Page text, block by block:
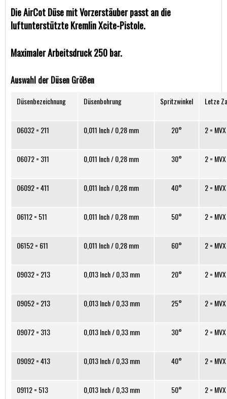
Die AirCot Düse mit Vorzerstäuber passt an die
luftunterstützte Kremlin Xcite-Pistole.
Maximaler Arbeitsdruck 250 bar.
Auswahl der Düsen Größen
Düsenbezeichnung Düsenbohrung Spritzwinkel Letze
06032 = 211 0,011 Inch / 0,28 mm 20° 2 =
06072 = 311 0,011 Inch / 0,28 mm 30° 2 =
06092 = 411 0,011 Inch / 0,28 mm 40° 2 =
06112 = 511 0,011 Inch / 0,28 mm 50° 2 =
06152 = 611 0,011 Inch / 0,28 mm 60° 2 =
09032 = 213 0,013 Inch / 0,33 mm 20° 2 =
09052 = 213 0,013 Inch / 0,33 mm 25° 2 =
09072 = 313 0,013 Inch / 0,33 mm 30° 2 =
09092 = 413 0,013 Inch / 0,33 mm 40° 2 =
09112 = 513 0,013 Inch / 0,33 mm 50° 2 =